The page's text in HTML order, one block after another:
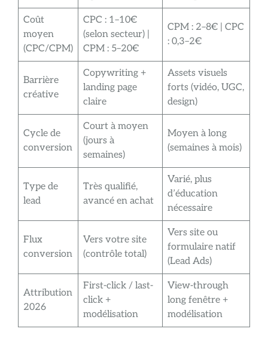
Coût
moyen
(CPC/CPM)
CPC : 1–10€
(selon secteur) |
CPM : 5–20€
CPM : 2–8€ | CPC
: 0,3–2€
Barrière
créative
Copywriting +
landing page
claire
Assets visuels
forts (vidéo, UGC,
design)
Cycle de
conversion
Court à moyen
(jours à
semaines)
Moyen à long
(semaines à mois)
Type de
lead
Très qualifié,
avancé en achat
Varié, plus
d’éducation
nécessaire
Flux
conversion
Vers votre site
(contrôle total)
Vers site ou
formulaire natif
(Lead Ads)
Attribution
2026
First-click / last-
click +
modélisation
View-through
long fenêtre +
modélisation